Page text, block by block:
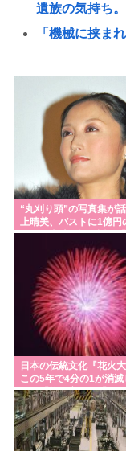
遺族の気持ち
「機械に挟ま
【徹底議論】
て再利用するよ
【ケンモハッ
ー化する方法
鈴木紗理奈（
今熊本へ旅行
朝日新聞が記
する97歳 「
い」
恵俊彰「総理
ーが…」 高市
摘で
アメリカ左傾
挙で勝ってし
結局、山上事
か？
“丸刈り頭”の写真集が
上晴美、バストに1億円
かけた当時を振り返る
不思議な感覚」
日本の伝統文化『花火大
この5年で4分の1が消滅
た。「物価高」と「や
中抜き」